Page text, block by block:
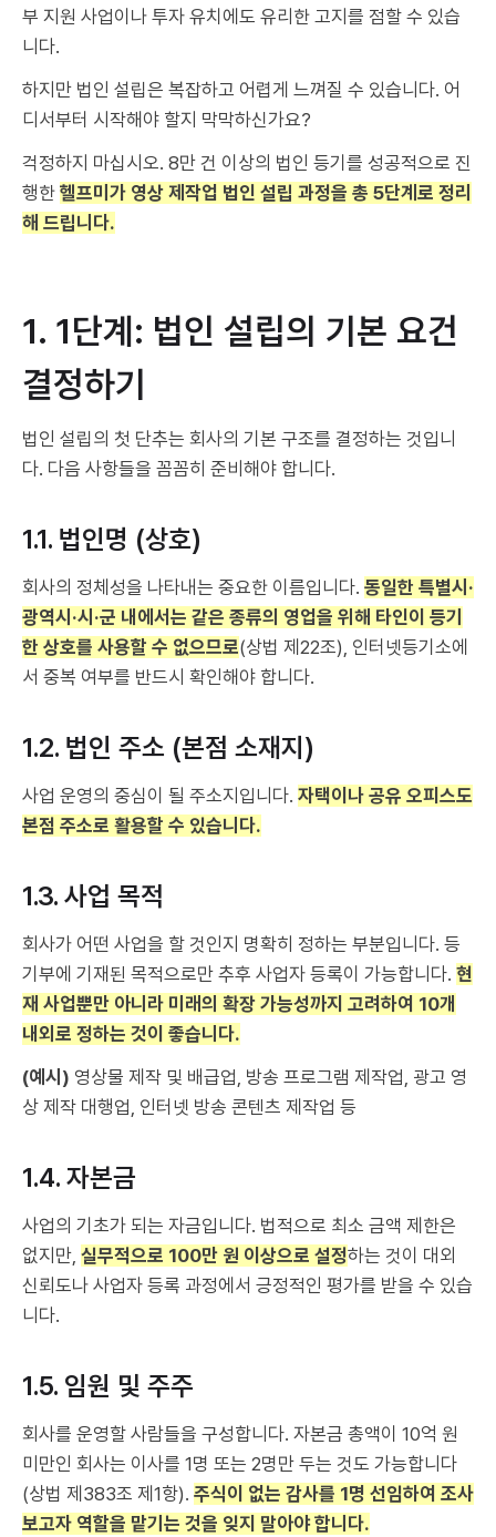
부 지원 사업이나 투자 유치에도 유리한 고지를 점할 수 있습
니다.
하지만 법인 설립은 복잡하고 어렵게 느껴질 수 있습니다. 어
디서부터 시작해야 할지 막막하신가요?
걱정하지 마십시오. 8만 건 이상의 법인 등기를 성공적으로 진
행한 헬프미가 영상 제작업 법인 설립 과정을 총 5단계로 정리
해 드립니다.
1. 1단계: 법인 설립의 기본 요건
결정하기
법인 설립의 첫 단추는 회사의 기본 구조를 결정하는 것입니
다. 다음 사항들을 꼼꼼히 준비해야 합니다.
1.1. 법인명 (상호)
회사의 정체성을 나타내는 중요한 이름입니다. 동일한 특별시·
광역시·시·군 내에서는 같은 종류의 영업을 위해 타인이 등기
한 상호를 사용할 수 없으므로(상법 제22조), 인터넷등기소에
서 중복 여부를 반드시 확인해야 합니다.
1.2. 법인 주소 (본점 소재지)
사업 운영의 중심이 될 주소지입니다. 자택이나 공유 오피스도
본점 주소로 활용할 수 있습니다.
1.3. 사업 목적
회사가 어떤 사업을 할 것인지 명확히 정하는 부분입니다. 등
기부에 기재된 목적으로만 추후 사업자 등록이 가능합니다. 현
재 사업뿐만 아니라 미래의 확장 가능성까지 고려하여 10개
내외로 정하는 것이 좋습니다.
(예시) 영상물 제작 및 배급업, 방송 프로그램 제작업, 광고 영
상 제작 대행업, 인터넷 방송 콘텐츠 제작업 등
1.4. 자본금
사업의 기초가 되는 자금입니다. 법적으로 최소 금액 제한은
없지만, 실무적으로 100만 원 이상으로 설정하는 것이 대외
신뢰도나 사업자 등록 과정에서 긍정적인 평가를 받을 수 있습
니다.
1.5. 임원 및 주주
회사를 운영할 사람들을 구성합니다. 자본금 총액이 10억 원
미만인 회사는 이사를 1명 또는 2명만 두는 것도 가능합니다
(상법 제383조 제1항). 주식이 없는 감사를 1명 선임하여 조사
보고자 역할을 맡기는 것을 잊지 말아야 합니다.